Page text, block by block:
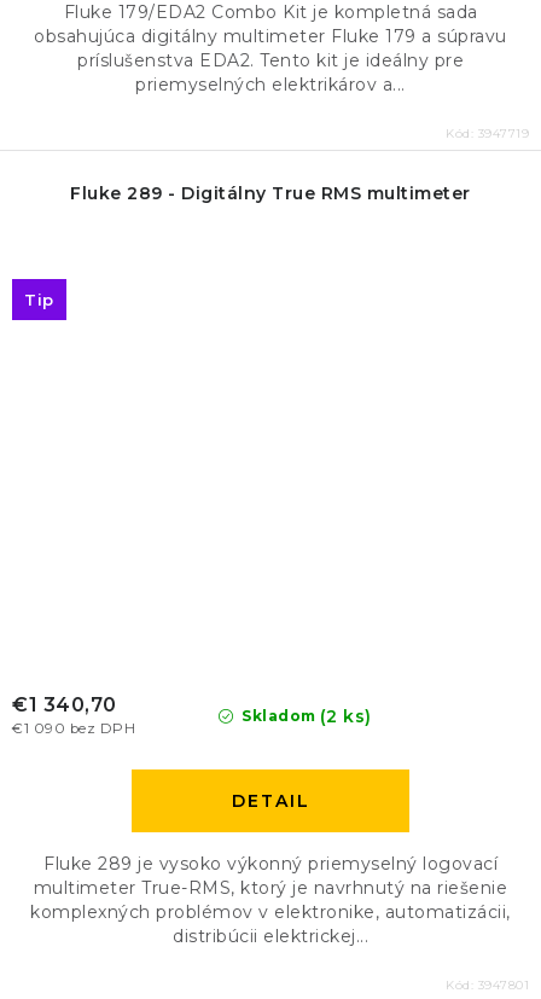
Fluke 179/EDA2 Combo Kit je kompletná sada
obsahujúca digitálny multimeter Fluke 179 a súpravu
príslušenstva EDA2. Tento kit je ideálny pre
priemyselných elektrikárov a...
Kód: 3947719
Fluke 289 - Digitálny True RMS multimeter
Tip
Skladom (2 ks)
€1 090 bez DPH
€1 340,70
DETAIL
Fluke 289 je vysoko výkonný priemyselný logovací
multimeter True-RMS, ktorý je navrhnutý na riešenie
komplexných problémov v elektronike, automatizácii,
distribúcii elektrickej...
Kód: 3947801